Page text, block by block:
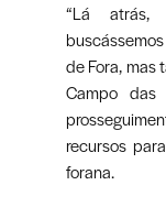
“Lá
de Fora, mas
Campo das
recursos
forana.